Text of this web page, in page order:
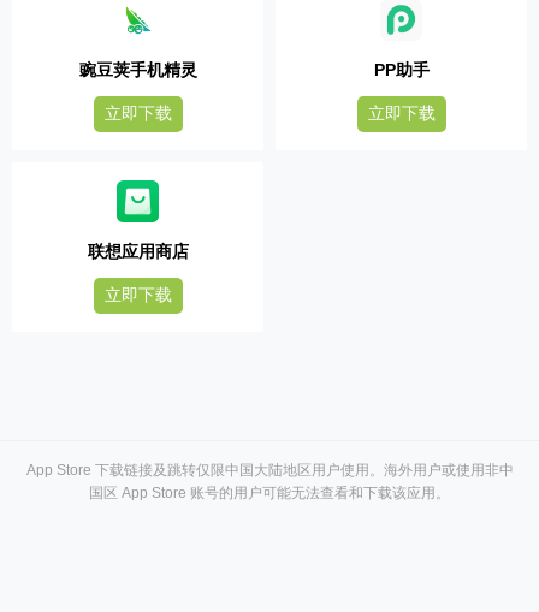
豌豆荚手机精灵
立即下载
PP助手
立即下载
联想应用商店
立即下载
App Store 下载链接及跳转仅限中国大陆地区用户使用。海外用户或使用非中
国区 App Store 账号的用户可能无法查看和下载该应用。